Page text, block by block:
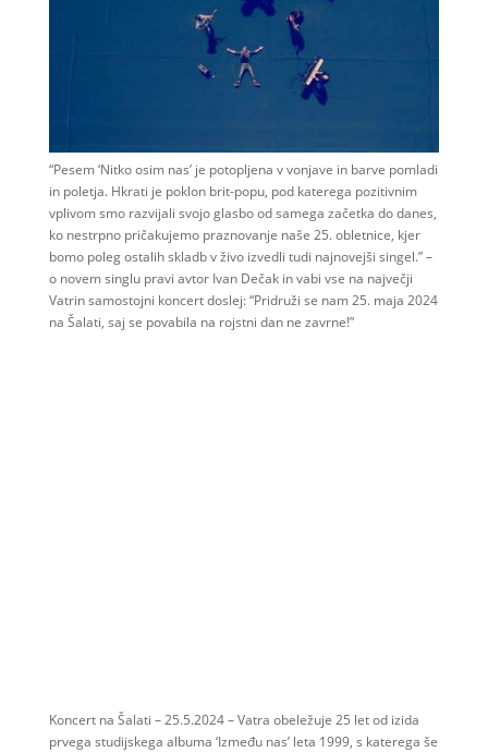
“Pesem ‘Nitko osim nas’ je potopljena v vonjave in barve pomladi
in poletja. Hkrati je poklon brit-popu, pod katerega pozitivnim
vplivom smo razvijali svojo glasbo od samega začetka do danes,
ko nestrpno pričakujemo praznovanje naše 25. obletnice, kjer
bomo poleg ostalih skladb v živo izvedli tudi najnovejši singel.” –
o novem singlu pravi avtor Ivan Dečak in vabi vse na največji
Vatrin samostojni koncert doslej: “Pridruži se nam 25. maja 2024
na Šalati, saj se povabila na rojstni dan ne zavrne!”
Koncert na Šalati – 25.5.2024 – Vatra obeležuje 25 let od izida
prvega studijskega albuma ‘Između nas’ leta 1999, s katerega še